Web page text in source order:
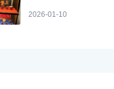
2026-01-10